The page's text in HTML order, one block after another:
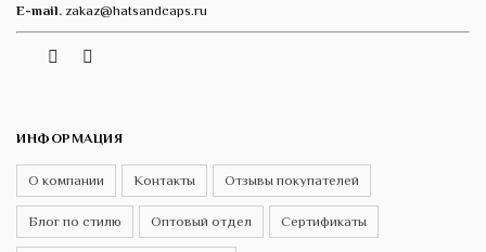
E-mail. zakaz@hatsandcaps.ru
Telegram
ИНФОРМАЦИЯ
О компании Контакты Отзывы покупателей
Блог по стилю Оптовый отдел Сертификаты